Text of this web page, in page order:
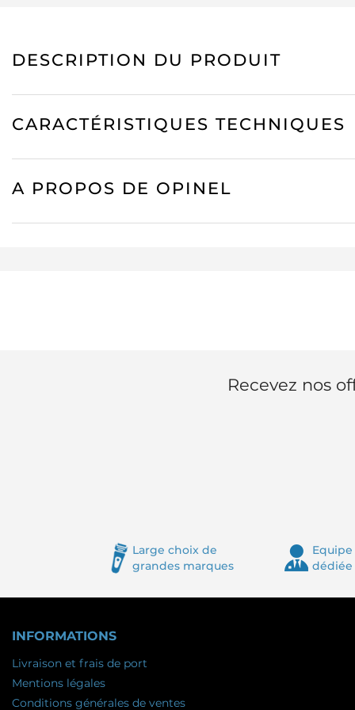
DESCRIPTION DU PRODUIT
CARACTÉRISTIQUES TECHNIQUES
A PROPOS DE OPINEL
Recevez nos
Large choix de
grandes marques
Equipe
dédiée
INFORMATIONS
Livraison et frais de port
Mentions légales
Conditions générales de ventes